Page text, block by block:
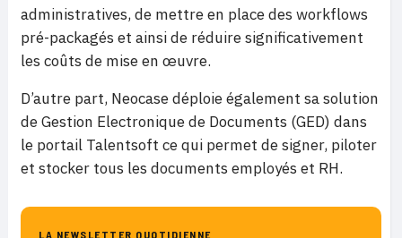
administratives, de mettre en place des workflows
pré-packagés et ainsi de réduire significativement
les coûts de mise en œuvre.
D’autre part, Neocase déploie également sa solution
de Gestion Electronique de Documents (GED) dans
le portail Talentsoft ce qui permet de signer, piloter
et stocker tous les documents employés et RH.
LA NEWSLETTER QUOTIDIENNE